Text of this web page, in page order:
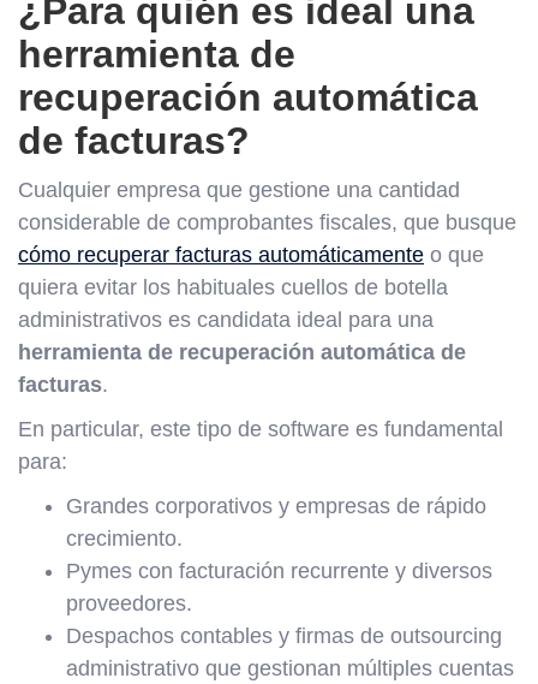
¿Para quién es ideal una
herramienta de
recuperación automática
de facturas?
Cualquier empresa que gestione una cantidad
considerable de comprobantes fiscales, que busque
cómo recuperar facturas automáticamente o que
quiera evitar los habituales cuellos de botella
administrativos es candidata ideal para una
herramienta de recuperación automática de
facturas.
En particular, este tipo de software es fundamental
para:
Grandes corporativos y empresas de rápido
crecimiento.
Pymes con facturación recurrente y diversos
proveedores.
Despachos contables y firmas de outsourcing
administrativo que gestionan múltiples cuentas